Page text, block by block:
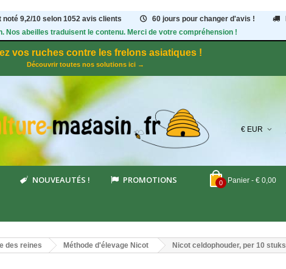
noté 9,2/10 selon 1052avis clients 60 jours pour changer d'avis !
Nos abeilles traduisent le contenu. Merci de votre compréhension !
vos ruches contre les frelons asiatiques !
Découvrir toutes nos solutions ici →
€ EUR
0 Panier - € 0,00
NOUVEAUTÉS ! PROMOTIONS
des reines Méthode d'élevage Nicot Nicot celdophouder, per 10 stuks